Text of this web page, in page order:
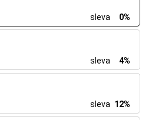
sleva
0%
sleva
4%
sleva 12%